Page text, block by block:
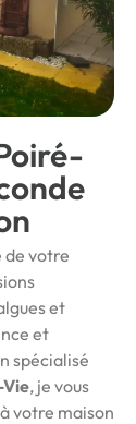
de votre
et
et
spécialisé
, je vous
votre maison